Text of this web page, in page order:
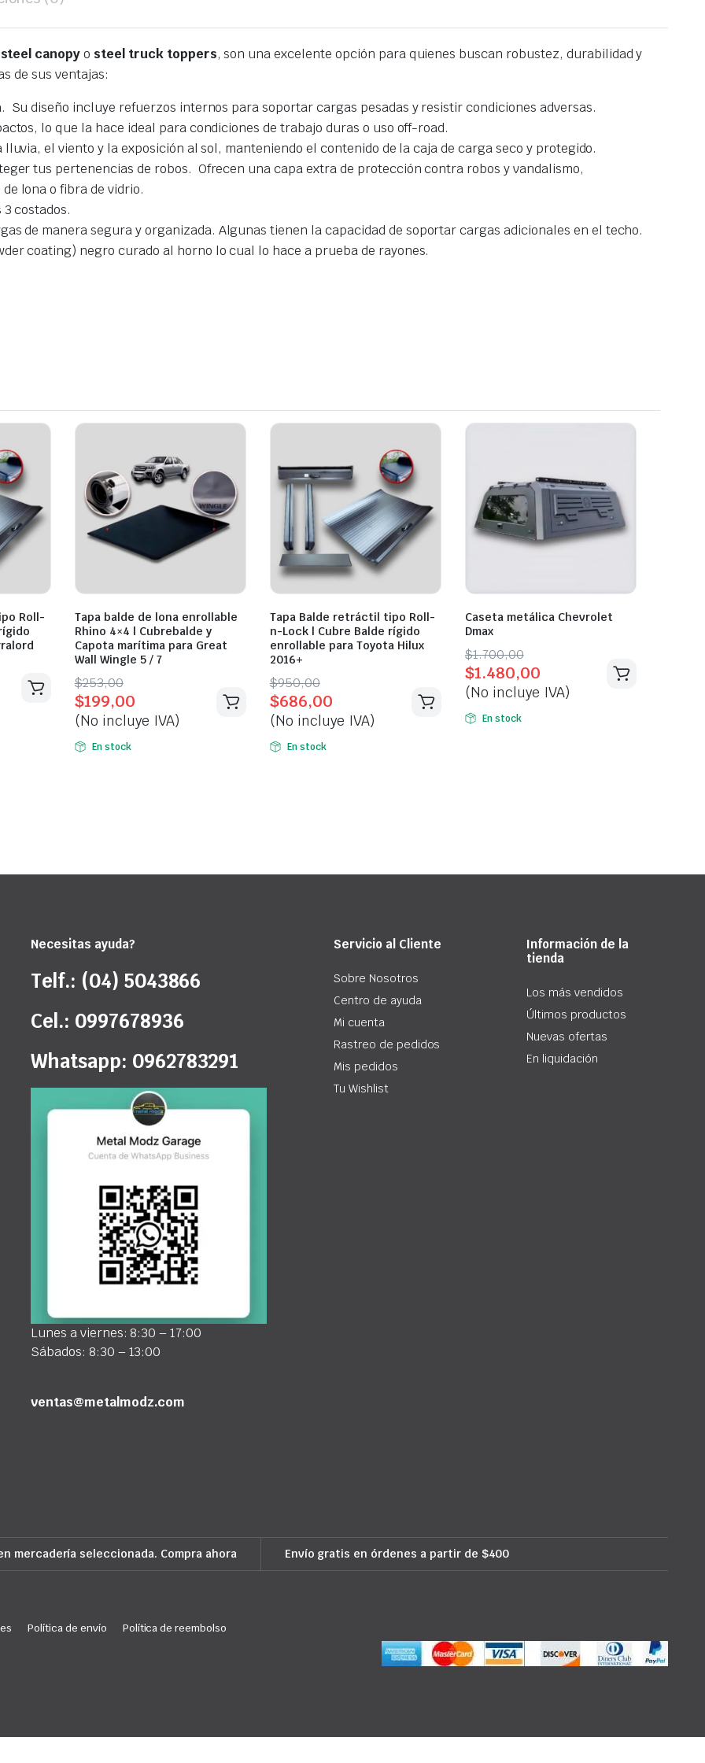
steel canopyo steel truck toppers, son una excelente opción para quienes buscan robustez, durabilidad y
de sus ventajas:
diseño incluye refuerzos internos para soportar cargas pesadas y resistir condiciones adversas.
lo que la hace ideal para condiciones de trabajo duras o uso off-road.
el viento y la exposición al sol, manteniendo el contenido de la caja de carga seco y protegido.
tus pertenencias de robos. Ofrecen una capa extra de protección contra robos y vandalismo,
lona o fibra de vidrio.
costados.
de manera segura y organizada. Algunas tienen la capacidad de soportar cargas adicionales en el techo.
coating) negro curado al horno lo cual lo hace a prueba de rayones.
Roll-
Tapa balde de lona enrollable
Rhino 4×4 | Cubrebalde y
Capota marítima para Great
Wall Wingle 5 / 7
$253,00
Original
price
was:
$253,00.
$199,00
Current
price
is:
$199,00.
(No incluye IVA)
En stock
Tapa Balde retráctil tipo Roll-
n-Lock | Cubre Balde rígido
enrollable para Toyota Hilux
2016+
$950,00
Original
price
was:
$950,00.
$686,00
Current
price
is:
$686,00.
(No incluye IVA)
En stock
Caseta metálica Chevrolet
Dmax
$1.700,00
Original
price
was:
$1.700,00.
$1.480,00
Current
price
is:
$1.480,00.
(No incluye IVA)
En stock
Necesitas ayuda?
Telf.: (04) 5043866
Cel.: 0997678936
Whatsapp: 0962783291
Lunes a viernes: 8:30 – 17:00
Sábados: 8:30 – 13:00
ventas@metalmodz.com
Servicio al Cliente
Sobre Nosotros
Centro de ayuda
Mi cuenta
Rastreo de pedidos
Mis pedidos
Tu Wishlist
Información de la
tienda
Los más vendidos
Últimos productos
Nuevas ofertas
En liquidación
mercadería seleccionada. Compra ahora Envío gratis en órdenes a partir de $400
Política de envío
Política de reembolso